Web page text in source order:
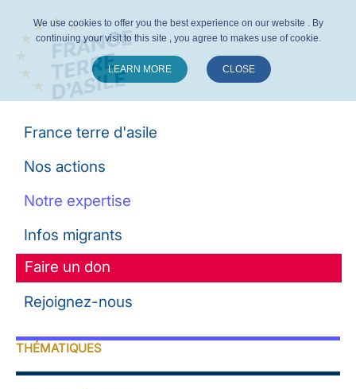
France terre d'asile
Nos actions
Notre expertise
Infos migrants
Faire un don
Rejoignez-nous
THÉMATIQUES
We use cookies to offer you the best experience on our website . By
continuing your visit to this site , you agree to makes use of cookie.
LEARN MORE CLOSE